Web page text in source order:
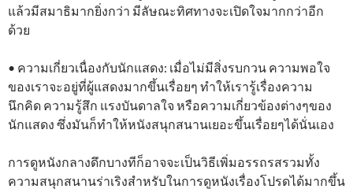
แล้วมีสมาธิมากยิ่งกว่า มีลัษณะทิศทางจะเปิดใจมากกว่าอีก
ด้วย
• ความเกี่ยวเนื่องกับนักแสดง: เมื่อไม่มีสิ่งรบกวน ความพอใจ
ของเราจะอยู่ที่ผู้แสดงมากขึ้นเรื่อยๆ ทำให้เรารู้เรื่องความ
นึกคิด ความรู้สึก แรงบันดาลใจ หรือความเกี่ยวข้องต่างๆของ
นักแสดง ซึ่งมันก็ทำให้หนังสนุกสนานเยอะขึ้นเรื่อยๆได้นั่นเอง
การดูหนังกลางดึกบางทีก็อาจจะเป็นวิธีเพิ่มอรรถรสรวมทั้ง
ความสนุกสนานร่าเริงสำหรับในการดูหนังเรื่องโปรดได้มากขึ้น